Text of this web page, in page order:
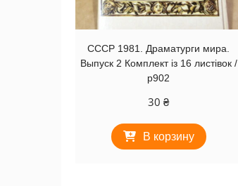
СССР 1981. Драматурги мира.
Выпуск 2 Комплект із 16 листівок /
р902
30₴
В корзину